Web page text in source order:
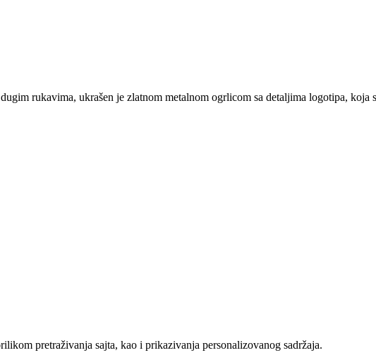
rukavima, ukrašen je zlatnom metalnom ogrlicom sa detaljima logotipa, koja
pretraživanja sajta, kao i prikazivanja personalizovanog sadržaja.